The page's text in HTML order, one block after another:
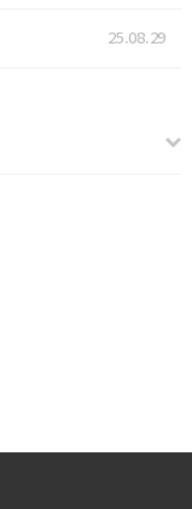
25.08.29